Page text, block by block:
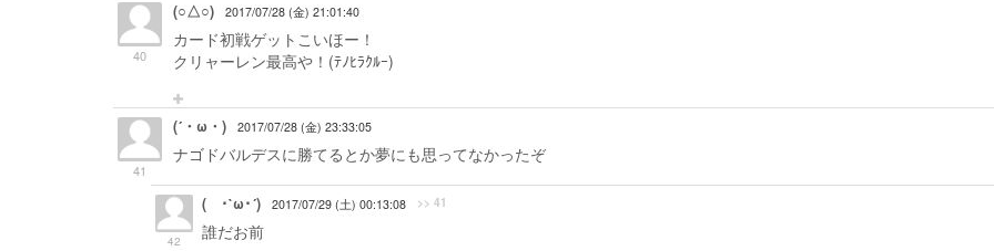
40
(○△○) 2017/07/28 (金) 21:01:40
カード初戦ゲットこいほー！
クリャーレン最高や！(ﾃﾉﾋﾗｸﾙｰ)
41
(´・ω・) 2017/07/28 (金) 23:33:05
ナゴドバルデスに勝てるとか夢にも思ってなかったぞ
42
( ･`ω･´) 2017/07/29 (土) 00:13:08 >> 41
誰だお前